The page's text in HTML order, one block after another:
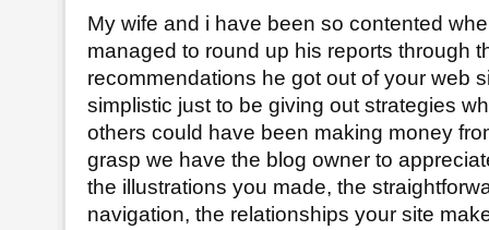
My wife and i have been so contented
managed to round up his reports through
recommendations he got out of your web
simplistic just to be giving out strategies
others could have been making money
grasp we have the blog owner to
the illustrations you made, the
navigation, the relationships your site